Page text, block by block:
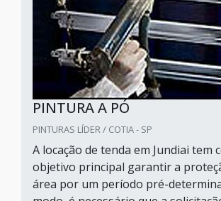
PINTURA A PÓ
PINTURAS LÍDER / COTIA - SP
A locação de tenda em Jundiai tem
objetivo principal garantir a
área por um período pré-